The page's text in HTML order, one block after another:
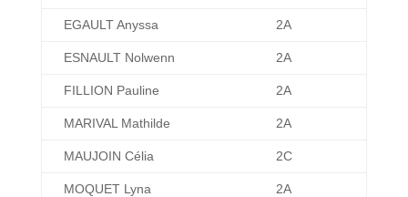
EGAULT Anyssa 2A
ESNAULT Nolwenn 2A
FILLION Pauline 2A
MARIVAL Mathilde 2A
MAUJOIN Célia 2C
MOQUET Lyna 2A